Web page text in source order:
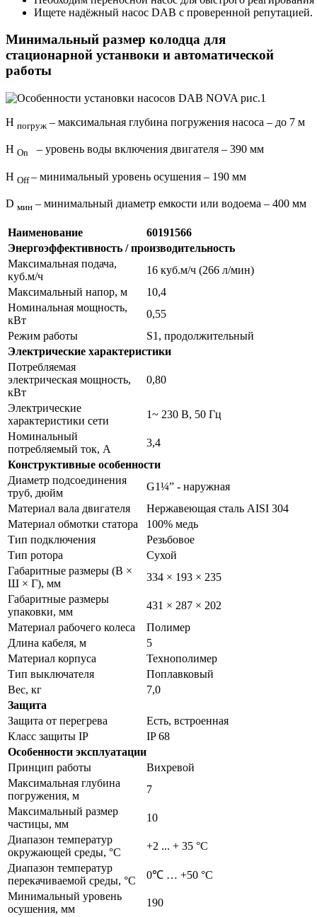
Ищете надёжный насос DAB с проверенной репутацией.
Минимальный размер колодца для
стационарной устанвоки и автоматической
работы
Н погруж – максимальная глубина погружения насоса – до 7 м
Н On – уровень воды включения двигателя – 390 мм
Н Off– минимальный уровень осушения – 190 мм
D мин – минимальный диаметр емкости или водоема – 400 мм
Наименование
60191566
Энергоэффективность / производительность
Максимальная подача,
куб.м/ч
16 куб.м/ч (266 л/мин)
Максимальный напор, м
10,4
Номинальная мощность,
кВт
0,55
Режим работы
S1, продолжительный
Электрические характеристики
Потребляемая
электрическая мощность,
кВт
0,80
Электрические
характеристики сети
1~ 230 В, 50 Гц
Номинальный
потребляемый ток, А
3,4
Конструктивные особенности
Диаметр подсоединения
труб, дюйм
G1¼” - наружная
Материал вала двигателя
Нержавеющая сталь AISI 304
Материал обмотки статора
100% медь
Тип подключения
Резьбовое
Тип ротора
Сухой
Габаритные размеры (В ×
Ш × Г), мм
334 × 193 × 235
Габаритные размеры
упаковки, мм
431 × 287 × 202
Материал рабочего колеса
Полимер
Длина кабеля, м
5
Материал корпуса
Технополимер
Тип выключателя
Поплавковый
Вес, кг
7,0
Защита
Защита от перегрева
Есть, встроенная
Класс защиты IP
IP 68
Особенности эксплуатации
Принцип работы
Вихревой
Максимальная глубина
погружения, м
7
Максимальный размер
частицы, мм
10
Диапазон температур
окружающей среды, °С
+2 ... + 35 °C
Диапазон температур
перекачиваемой среды, °С
0℃ … +50 °С
Минимальный уровень
осушения, мм
190